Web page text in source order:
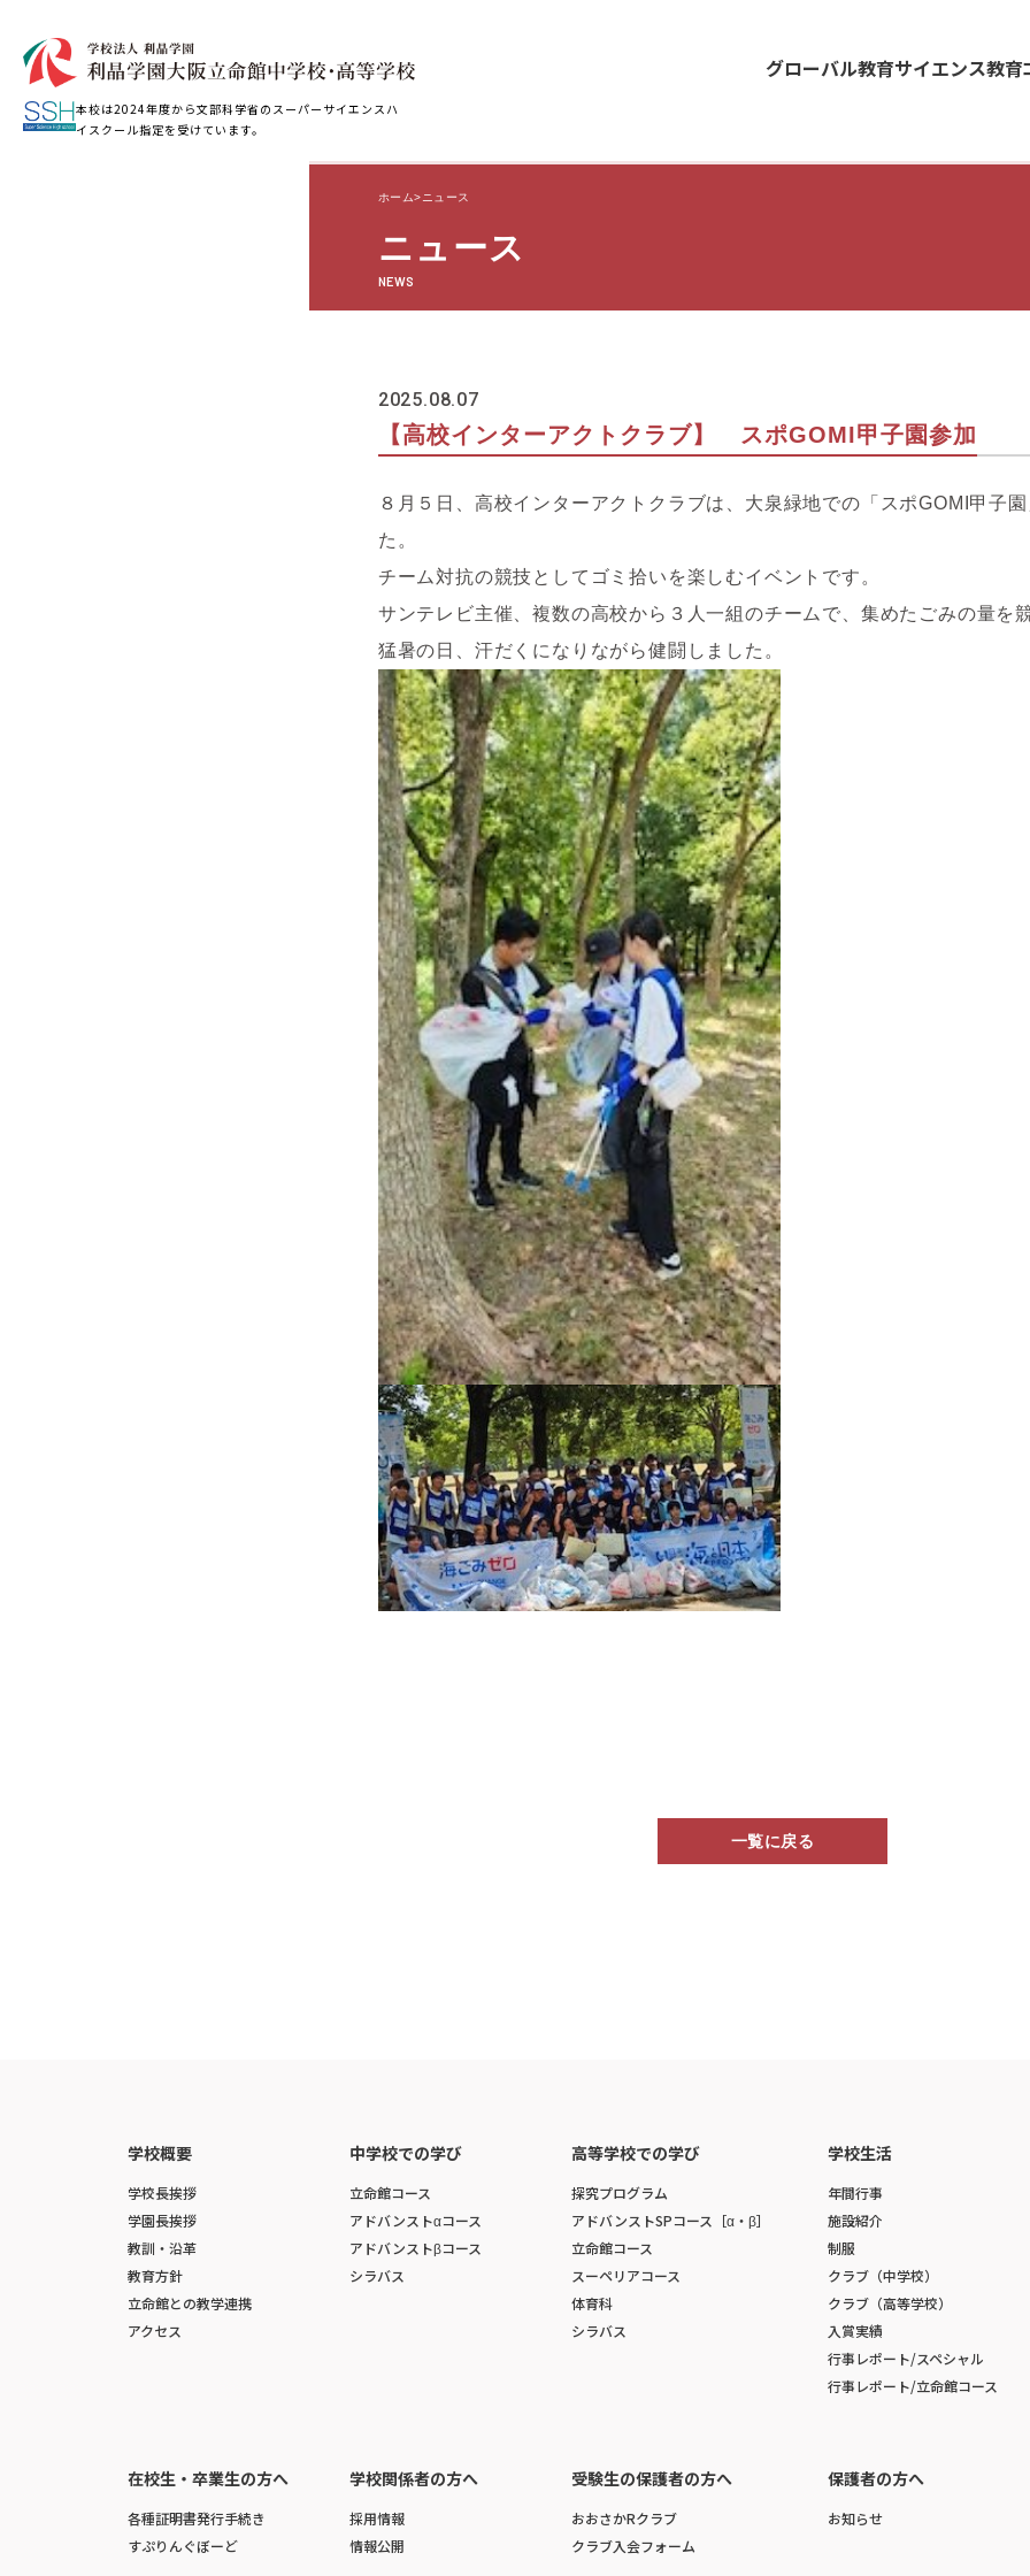
本校は2024年度から文部科学省のスーパーサイエンスハ
イスクール指定を受けています。
グローバル教育サイエンス教育
ホーム ニュース
ニュース
NEWS
2025.08.07
【高校インターアクトクラブ】 スポGOMI甲子園参加
８月５日、高校インターアクトクラブは、大泉緑地での「スポGOMI甲子
た。
チーム対抗の競技としてゴミ拾いを楽しむイベントです。
サンテレビ主催、複数の高校から３人一組のチームで、集めたごみの量を
猛暑の日、汗だくになりながら健闘しました。
一覧に戻る
学校概要
学校長挨拶
学園長挨拶
教訓・沿革
教育方針
立命館との教学連携
アクセス
中学校での学び
立命館コース
アドバンストαコース
アドバンストβコース
シラバス
高等学校での学び
探究プログラム
アドバンストSPコース［α・β］
立命館コース
スーペリアコース
体育科
シラバス
学校生活
年間行事
施設紹介
制服
クラブ（中学校）
クラブ（高等学校）
入賞実績
行事レポート/スペシャル
行事レポート/立命館コース
在校生・卒業生の方へ
各種証明書発行手続き
すぷりんぐぼーど
学校関係者の方へ
採用情報
情報公開
受験生の保護者の方へ
おおさかRクラブ
クラブ入会フォーム
保護者の方へ
お知らせ